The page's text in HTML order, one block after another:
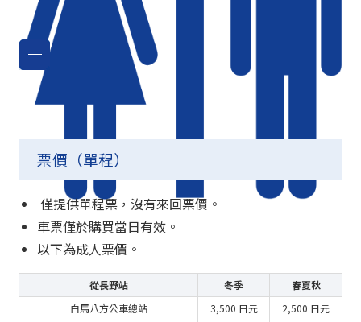
巴士站的地點
巴士上設施
票價（單程）
僅提供單程票，沒有來回票價。
車票僅於購買當日有效。
以下為成人票價。
從長野站 冬季
春夏秋
白馬八方公車總站
3,500 日元
2,500 日元